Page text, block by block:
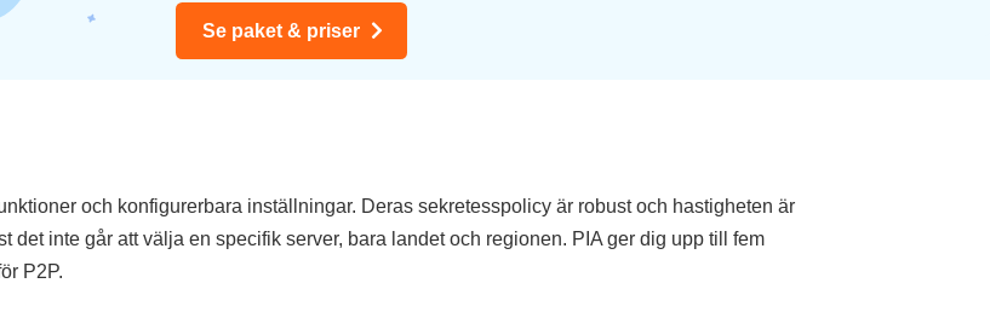
Se paket & priser
och konfigurerbara inställningar. Deras sekretesspolicy är robust och hastigheten är
det inte går att välja en specifik server, bara landet och regionen. PIA ger dig upp till fem
P2P.